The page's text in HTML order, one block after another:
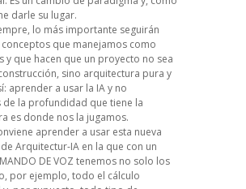
darle su lugar.
lo más importante seguirán
que manejamos como
y que hacen que un proyecto no sea
sino arquitectura pura y
aprender a usar la IA y no
de la profundidad que tiene la
es donde nos la jugamos.
aprender a usar esta nueva
Arquitectur-IA en la que con un
DE VOZ tenemos no solo los
por ejemplo, todo el cálculo